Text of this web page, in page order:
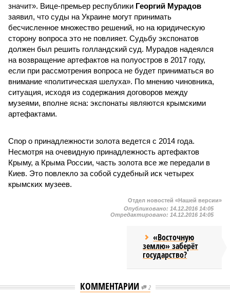
значит». Вице-премьер республики Георгий Мурадов
заявил, что суды на Украине могут принимать
бесчисленное множество решений, но на юридическую
сторону вопроса это не повлияет. Судьбу экспонатов
должен был решить голландский суд. Мурадов надеялся
на возвращение артефактов на полуостров в 2017 году,
если при рассмотрения вопроса не будет приниматься во
внимание «политическая шелуха». По мнению чиновника,
ситуация, исходя из содержания договоров между
музеями, вполне ясна: экспонаты являются крымскими
артефактами.
Спор о принадлежности золота ведется с 2014 года.
Несмотря на очевидную принадлежность артефактов
Крыму, а Крыма России, часть золота все же передали в
Киев. Это повлекло за собой судебный иск четырех
крымских музеев.
Отдел новостей «Нашей версии»
Опубликовано: 14.12.2016 14:05
Отредактировано: 14.12.2016 14:05
«Восточную
землю» заберёт
государство?
КОММЕНТАРИИ 2